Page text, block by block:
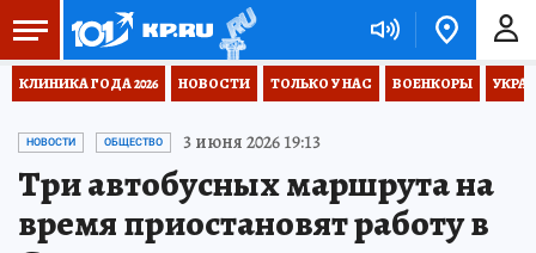
КЛИНИКА ГОДА 2026 НОВОСТИ ТОЛЬКО У НАС ВОЕНКОРЫ
НОВОСТИ ОБЩЕСТВО 3 июня 2026 19:13
Три автобусных маршрута на
время приостановят работу в